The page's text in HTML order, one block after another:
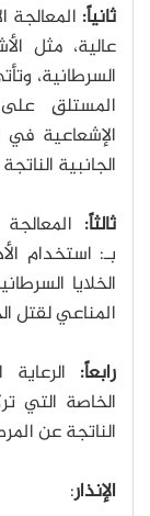
ثانياً:
السرطانية،
المستلقِ
الإشعاعية في
الجانبية
ثالثاً:
بـ: استخدام
الخلايا
المناعي لقتل
رابعاً:
الخاصة التي
الناتجة عن
الإنذار: